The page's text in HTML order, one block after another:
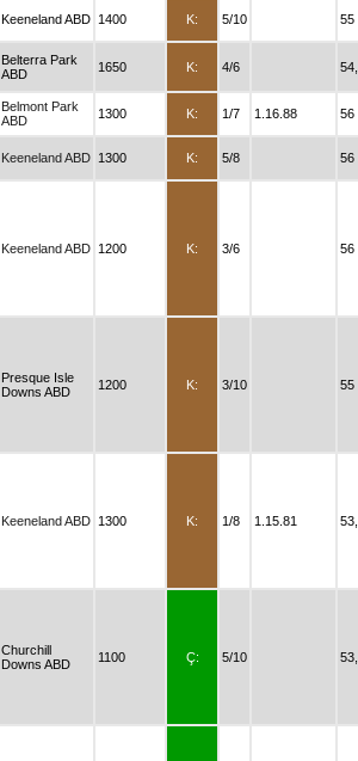
Keeneland ABD 1400 K: 5/10 55
Belterra Park
ABD
1650 K: 4/6
Belmont Park
ABD
1300 K: 1/7 1.16.88 56
Keeneland ABD 1300 K: 5/8 56
Keeneland ABD 1200 K: 3/6 56
Presque Isle
Downs ABD
1200 K: 3/10 55
Keeneland ABD 1300 K: 1/8 1.15.81
Churchill
Downs ABD
1100 Ç: 5/10